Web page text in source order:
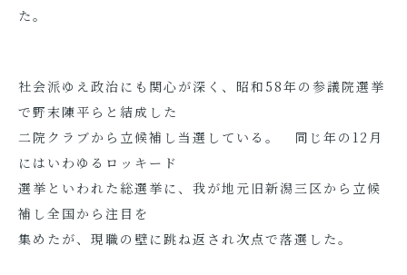
た。
社会派ゆえ政治にも関心が深く、昭和58年の参議院選挙
で野末陳平らと結成した
二院クラブから立候補し当選している。 同じ年の12月
にはいわゆるロッキード
選挙といわれた総選挙に、我が地元旧新潟三区から立候
補し全国から注目を
集めたが、現職の壁に跳ね返され次点で落選した。